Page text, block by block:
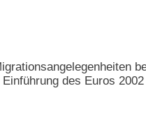
des Euros